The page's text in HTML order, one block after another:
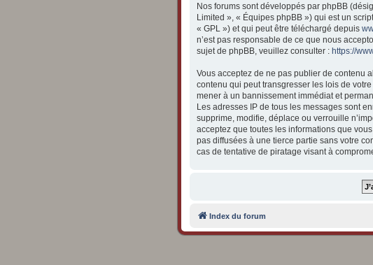
Nos forums sont développés par phpBB
Limited », « Équipes phpBB ») qui est un
« GPL ») et qui peut être téléchargé depuis
n’est pas responsable de ce que nous
sujet de phpBB, veuillez consulter : https://
Vous acceptez de ne pas publier de contenu
contenu qui peut transgresser les lois de
mener à un bannissement immédiat et
Les adresses IP de tous les messages sont
supprime, modifie, déplace ou verrouille
acceptez que toutes les informations que
pas diffusées à une tierce partie sans votre
cas de tentative de piratage visant à
Index du forum